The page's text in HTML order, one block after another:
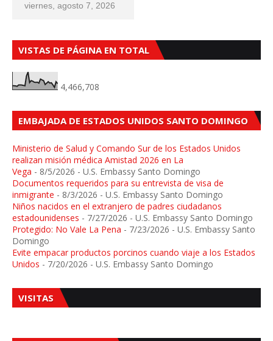
viernes, agosto 7, 2026
VISTAS DE PÁGINA EN TOTAL
4,466,708
EMBAJADA DE ESTADOS UNIDOS SANTO DOMINGO
Ministerio de Salud y Comando Sur de los Estados Unidos
realizan misión médica Amistad 2026 en La
Vega - 8/5/2026 - U.S. Embassy Santo Domingo
Documentos requeridos para su entrevista de visa de
inmigrante - 8/3/2026 - U.S. Embassy Santo Domingo
Niños nacidos en el extranjero de padres ciudadanos
estadounidenses - 7/27/2026 - U.S. Embassy Santo Domingo
Protegido: No Vale La Pena - 7/23/2026 - U.S. Embassy Santo
Domingo
Evite empacar productos porcinos cuando viaje a los Estados
Unidos - 7/20/2026 - U.S. Embassy Santo Domingo
VISITAS